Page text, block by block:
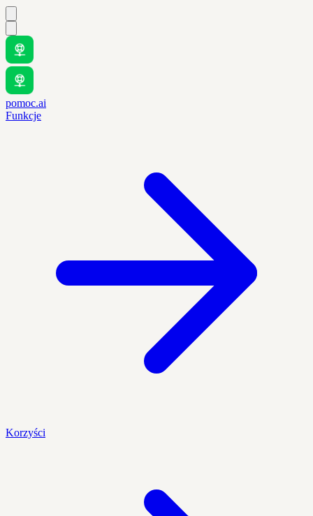
pomoc.ai
Funkcje
Korzyści